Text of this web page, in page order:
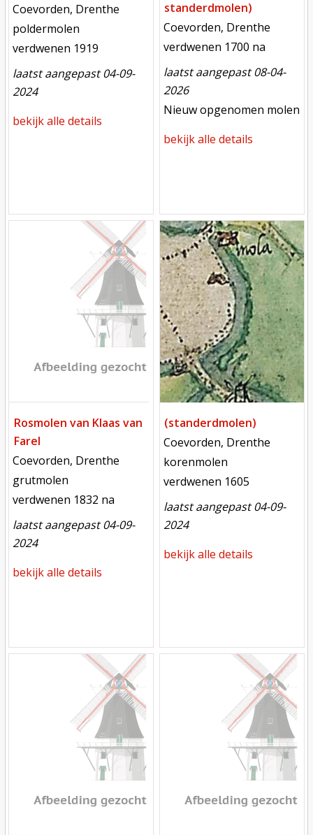
locatie
Coevorden, Drenthe
functie
poldermolen
verdwenen
verdwenen 1919
laatst aangepast 04-09-
2024
bekijk alle details
standerdmolen)
locatie
Coevorden, Drenthe
functie
verdwenen
verdwenen 1700 na
laatst aangepast 08-04-
2026
meest recente aanpassing
Nieuw opgenomen molen
bekijk alle details
Rosmolen van Klaas van
Farel
locatie
Coevorden, Drenthe
functie
grutmolen
verdwenen
verdwenen 1832 na
laatst aangepast 04-09-
2024
bekijk alle details
Mill
(standerdmolen)
locatie
Coevorden, Drenthe
functie
korenmolen
verdwenen
verdwenen 1605
laatst aangepast 04-09-
2024
bekijk alle details